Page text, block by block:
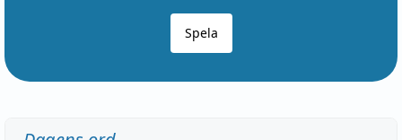
Spela